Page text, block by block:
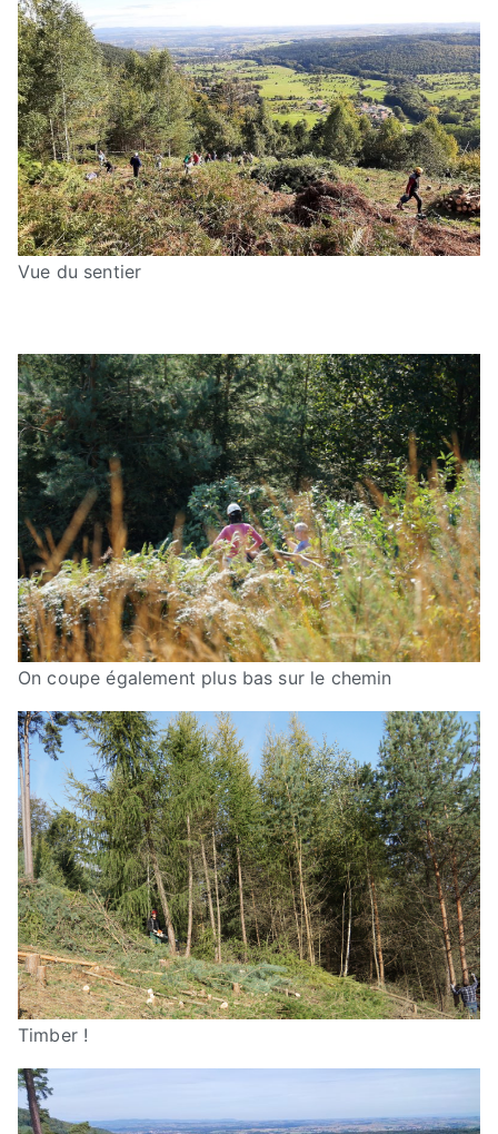
Vue du sentier
On coupe également plus bas sur le chemin
Timber !